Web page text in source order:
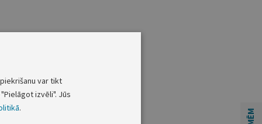
var tikt
izvēli". Jūs
.